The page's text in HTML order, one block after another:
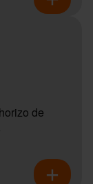
de